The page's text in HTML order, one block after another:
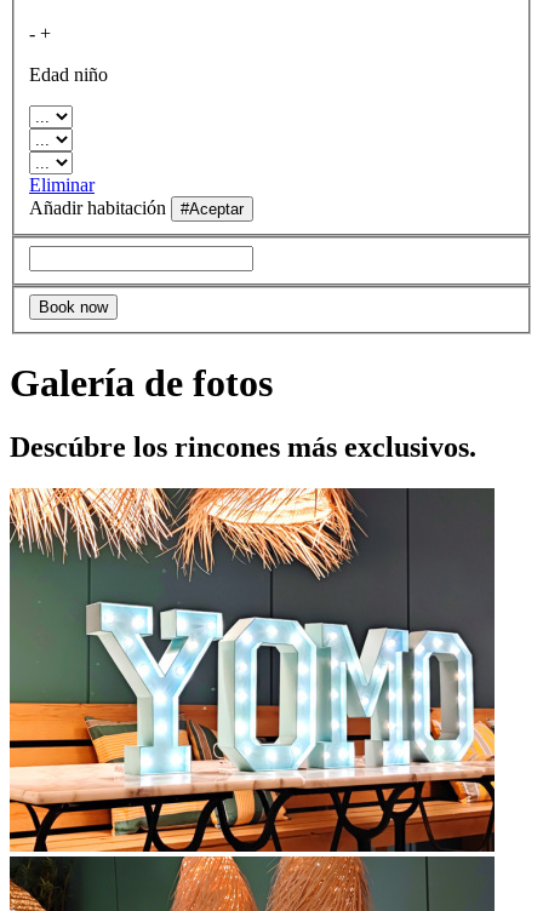
- +
Edad niño
Eliminar
Añadir habitación
Galería de fotos
Descúbre los rincones más exclusivos.